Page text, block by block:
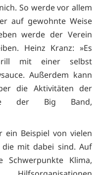
So werde vor allem
auf gewohnte Weise
werde der Verein
Heinz Kranz: »Es
mit einer selbst
Außerdem kann
die Aktivitäten der
der Big Band,
ein Beispiel von vielen
mit dabei sind. Auf
Klima,